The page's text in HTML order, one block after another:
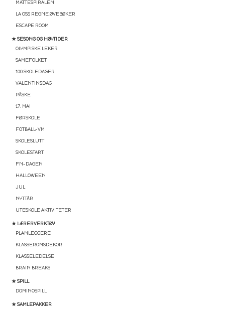
MATTESPIRALEN
LA OSS REGNE ØVEBØKER
ESCAPE ROOM
★ SESONG OG HØYTIDER
OLYMPISKE LEKER
SAMEFOLKET
100 SKOLEDAGER
VALENTINSDAG
PÅSKE
17. MAI
FØRSKOLE
FOTBALL-VM
SKOLESLUTT
SKOLESTART
FN-DAGEN
HALLOWEEN
JUL
NYTTÅR
UTESKOLE AKTIVITETER
★ LÆRERVERKTØY
PLANLEGGERE
KLASSEROMSDEKOR
KLASSELEDELSE
BRAIN BREAKS
★ SPILL
DOMINOSPILL
★ SAMLEPAKKER